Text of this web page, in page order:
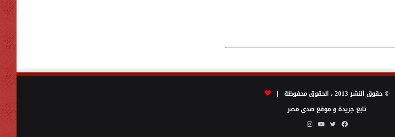
© حقوق النشر 2013 ، الحقوق محفوظة |
تابع جريدة و موقع صدى مصر
فيسبوك
تويتريوتيوبانستقرام